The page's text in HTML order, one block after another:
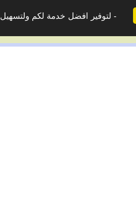
لتوفير افضل خدمة لكم